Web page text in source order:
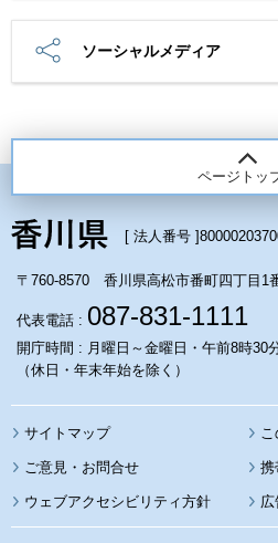
ソーシャルメディア
ページトッ
[ 法人番号 ]
〒760-8570 香川県高松市番町四丁目1
代表電話 : 087-831-1111
開庁時間 : 月曜日～金曜日・午前8時30
（休日・年末年始を除く）
サイトマップ
携
ウェブアクセシビリティ方針 広